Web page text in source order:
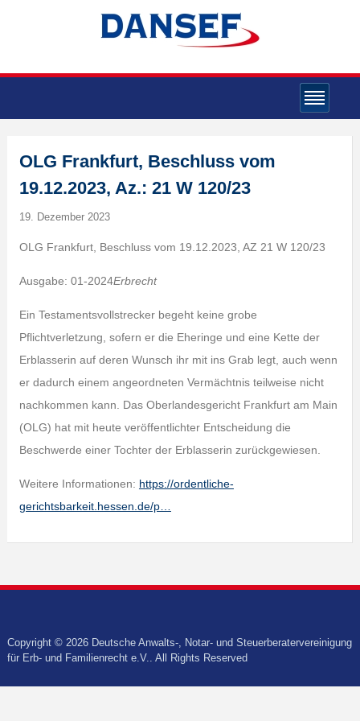
OLG Frankfurt, Beschluss vom
19.12.2023, Az.: 21 W 120/23
19. Dezember 2023
OLG Frankfurt, Beschluss vom 19.12.2023, AZ 21 W 120/23
Ausgabe: 01-2024Erbrecht
Ein Testamentsvollstrecker begeht keine grobe
Pflichtverletzung, sofern er die Eheringe und eine Kette der
Erblasserin auf deren Wunsch ihr mit ins Grab legt, auch wenn
er dadurch einem angeordneten Vermächtnis teilweise nicht
nachkommen kann. Das Oberlandesgericht Frankfurt am Main
(OLG) hat mit heute veröffentlichter Entscheidung die
Beschwerde einer Tochter der Erblasserin zurückgewiesen.
Weitere Informationen: https://ordentliche-
gerichtsbarkeit.hessen.de/p…
Copyright © 2026 Deutsche Anwalts-, Notar- und Steuerberatervereinigung
für Erb- und Familienrecht e.V.. All Rights Reserved